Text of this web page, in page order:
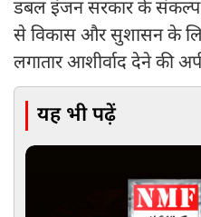
डबल इंजन सरकार के संकल्प
से विकास और सुशासन के
लगातार आशीर्वाद देने की
यह भी पढ़ें